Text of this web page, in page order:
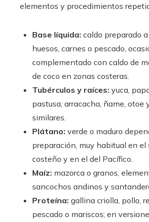
elementos y procedimientos
Base líquida: caldo preparado
huesos, carnes o pescado,
complementado con caldo de
de coco en zonas costeras.
Tubérculos y raíces: yuca,
pastusa, arracacha, ñame, otoe
similares.
Plátano: verde o maduro
preparación, muy habitual en el
costeño y en el del Pacífico.
Maíz: mazorca o granos,
sancochos andinos y
Proteína: gallina criolla, pollo,
pescado o mariscos; en